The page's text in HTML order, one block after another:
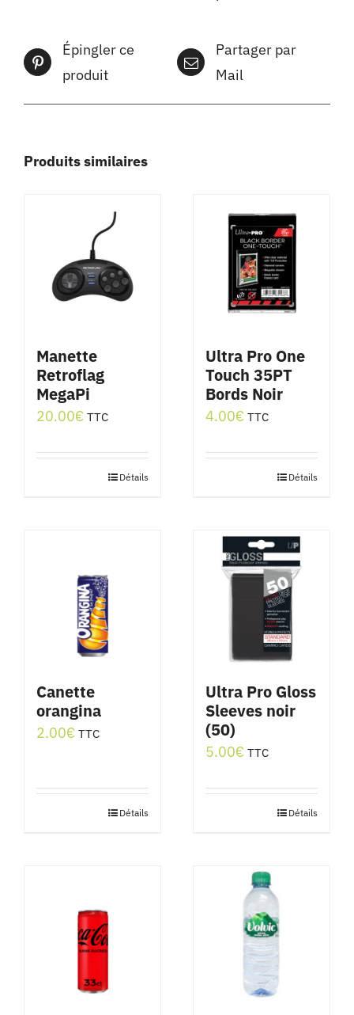
Épingler ce
produit
Partager par
Mail
Produits similaires
Manette
Retroflag
MegaPi
20.00€ TTC
Détails
Ultra Pro One
Touch 35PT
Bords Noir
4.00€ TTC
Détails
Canette
orangina
2.00€ TTC
Détails
Ultra Pro Gloss
Sleeves noir
(50)
5.00€ TTC
Détails